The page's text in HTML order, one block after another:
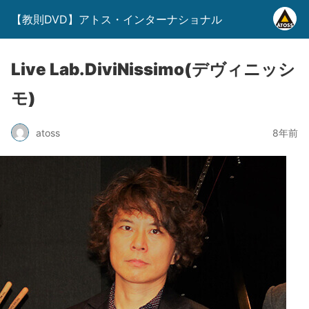
【教則DVD】アトス・インターナショナル
Live Lab.DiviNissimo(デヴィニッシ
モ)
atoss 8年前